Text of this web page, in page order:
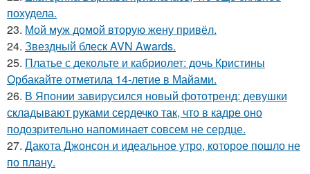
похудела.
23. Мой муж домой вторую жену привёл.
24. Звездный блеск AVN Awards.
25. Платье с декольте и кабриолет: дочь Кристины
Орбакайте отметила 14-летие в Майами.
26. В Японии завирусился новый фототренд: девушки
складывают руками сердечко так, что в кадре оно
подозрительно напоминает совсем не сердце.
27. Дакота Джонсон и идеальное утро, которое пошло не
по плану.